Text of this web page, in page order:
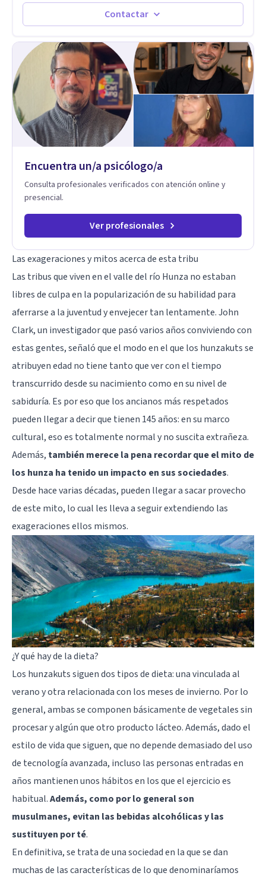
procesos de desarrollo personal y profesional. Su trabajo se
centra en la regulación emocional, las relaciones de pareja, la
metodología combina psicología contemporánea,
neurociencias y estrategias de cambio basadas en evidencia
para fortalecer la autoestima, desarrollar habilidades
socioemocionales y promover cambios sostenibles. Como
divulgador científico, acerca la psicología y las neurociencias
a la vida cotidiana mediante contenidos claros, rigurosos y
aplicables, con el propósito de impulsar un bienestar integral.
Contactar
Encuentra un/a psicólogo/a
Consulta profesionales verificados con atención online y
presencial.
Ver profesionales
Las exageraciones y mitos acerca de esta tribu
Las tribus que viven en el valle del río Hunza no estaban
libres de culpa en la popularización de su habilidad para
aferrarse a la juventud y envejecer tan lentamente.John
Clark, un investigador que pasó varios años conviviendo con
estas gentes, señaló que el modo en el que los hunzakuts se
atribuyen edad no tiene tanto que ver con el tiempo
transcurrido desde su nacimiento como en su nivel de
sabiduría. Es por eso que los ancianos más respetados
pueden llegar a decir que tienen 145 años: en su marco
cultural, eso es totalmente normal y no suscita extrañeza.
Además, también merece la pena recordar que el mito de
los hunza ha tenido un impacto en sus sociedades.
Desde hace varias décadas, pueden llegar a sacar provecho
de este mito, lo cual les lleva a seguir extendiendo las
exageraciones ellos mismos.
¿Y qué hay de la dieta?
Los hunzakuts siguen dos tipos de dieta: una vinculada al
verano y otra relacionada con los meses de invierno. Por lo
general, ambas se componen básicamente de vegetales sin
procesar y algún que otro producto lácteo. Además, dado el
estilo de vida que siguen, que no depende demasiado del uso
de tecnología avanzada, incluso las personas entradas en
años mantienen unos hábitos en los que el ejercicio es
habitual.Además, como por lo general son
musulmanes, evitan las bebidas alcohólicas y las
sustituyen por té.
En definitiva, se trata de una sociedad en la que se dan
muchas de las características de lo que denominaríamos